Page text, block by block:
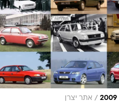
/ אתר יצרן